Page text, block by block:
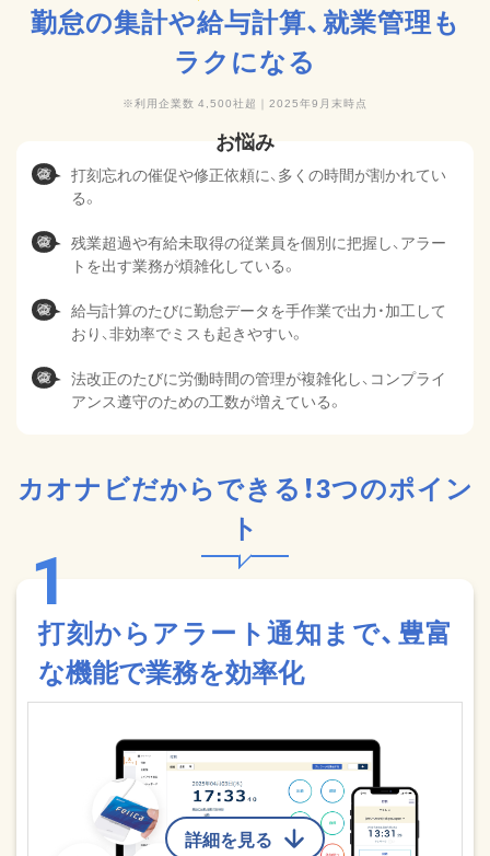
勤怠の集計や給与計算、就業管理も
ラクになる
利用企業数 4,500社超｜2025年9月末時点
打刻忘れの催促や修正依頼に、多くの時間が割かれてい
る。
残業超過や有給未取得の従業員を個別に把握し、アラー
トを出す業務が煩雑化している。
給与計算のたびに勤怠データを手作業で出力・加工して
おり、非効率でミスも起きやすい。
法改正のたびに労働時間の管理が複雑化し、コンプライ
アンス遵守のための工数が増えている。
カオナビだからできる！3つのポイン
ト
打刻からアラート通知まで、豊富
な機能で業務を効率化
詳細を見る